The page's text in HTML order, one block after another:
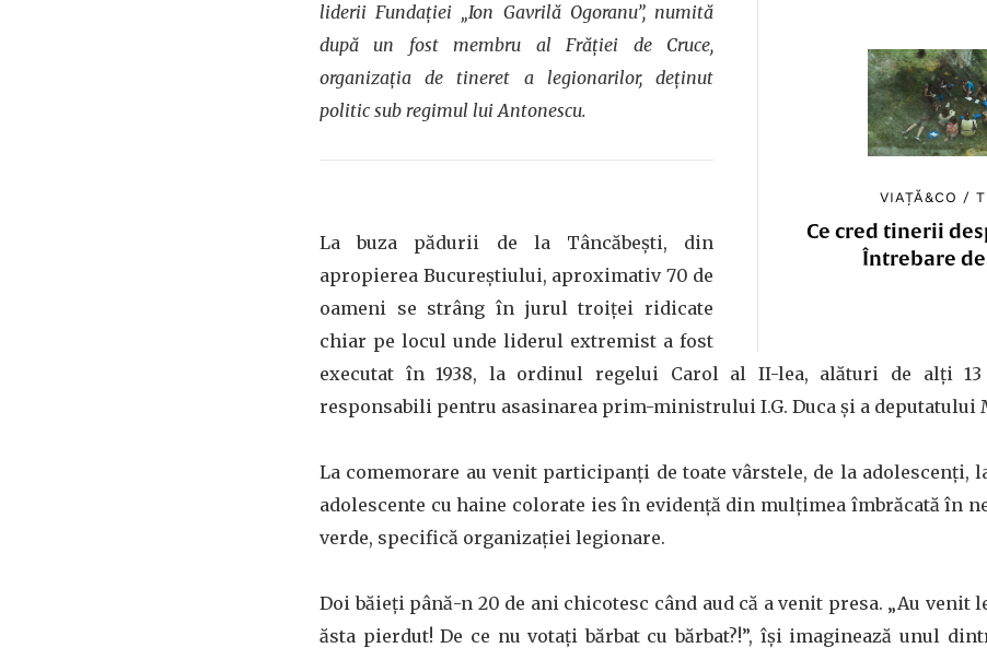
VIAȚĂ&CO /
Ce cred tinerii
Întrebare
liderii Fundației „Ion Gavrilă Ogoranu”, numită
după un fost membru al Frăției de Cruce,
organizația de tineret a legionarilor, deținut
politic sub regimul lui Antonescu.
La buza pădurii de la Tâncăbești, din
apropierea Bucureștiului, aproximativ 70 de
oameni se strâng în jurul troiței ridicate
chiar pe locul unde liderul extremist a fost
executat în 1938, la ordinul regelui Carol al II-lea, alături de alți
responsabili pentru asasinarea prim-ministrului I.G. Duca și a deputatului
La comemorare au venit participanți de toate vârstele, de la adolescenți,
adolescente cu haine colorate ies în evidență din mulțimea îmbrăcată în
verde, specifică organizației legionare.
Doi băieți până-n 20 de ani chicotesc când aud că a venit presa. „Au
ăsta pierdut! De ce nu votați bărbat cu bărbat?!”, își imaginează unul